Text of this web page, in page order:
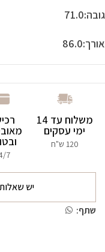
גובה:71.0
אורך:86.0
משלוח עד 14
ימי עסקים
120 ש"ח
7
יש
שתף: